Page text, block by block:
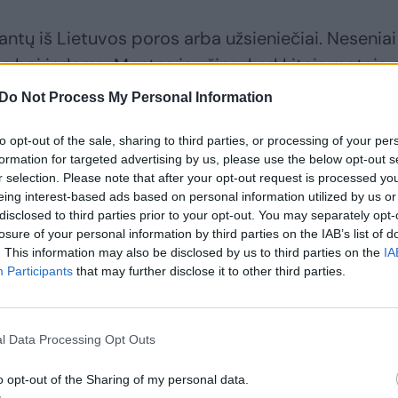
Do Not Process My Personal Information
opt-out of the sale, sharing to third parties, or processing of your
for targeted advertising by us, please use the below opt-out
selection. Please note that after your opt-out request is processed
interest-based ads based on personal information utilized by us
to third parties prior to your opt-out. You may separately
of your personal information by third parties on the IAB’s list of
This information may also be disclosed by us to third parties on the
Participants that may further disclose it to other third parties.
Data Processing Opt Outs
opt-out of the Sharing of my personal data.
iš Lietuvos poros arba užsieniečiai.
bei indams. Mantas jau žino, kad kitais metais
pora iš Japonijos ir Londono.
per „Instagram“. Ir puošiu vestuves ne
ar Italijos Apulijos regione“, – pasakojo floristas.
savas. Net savo komandą formuoja vietinę –
pasamdyti žmonės.
dažniausiai leidžia daryti taip, kaip aš
kaip uždirbti, bet kaip kuo geriau patenkinti
pelnyti galimybę dekoruoti tas įspūdingas